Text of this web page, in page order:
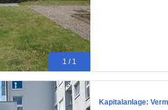
1 / 1
Kapitalanlage: